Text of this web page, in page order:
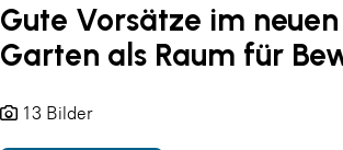
Gute Vorsätze im
Garten als Raum für
13 Bilder